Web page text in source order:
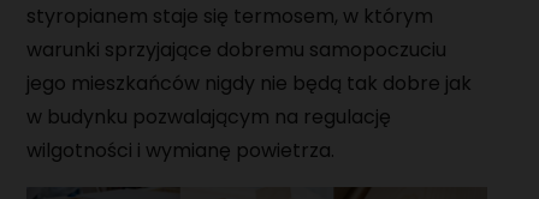
styropianem staje się termosem, w którym
warunki sprzyjające dobremu samopoczuciu
jego mieszkańców nigdy nie będą tak dobre jak
w budynku pozwalającym na regulację
wilgotności i wymianę powietrza.